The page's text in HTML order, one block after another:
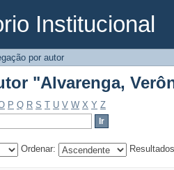
Institucional
"Alvarenga,
por autor
"Alvarenga,
P Q R S T U V W X Y Z
Ordenar: